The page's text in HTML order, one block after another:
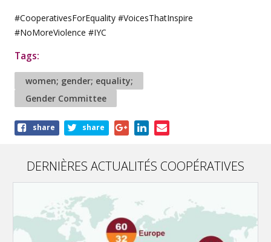
#CooperativesForEquality #VoicesThatInspire
#NoMoreViolence #IYC
Tags:
women; gender; equality;
Gender Committee
Shareshare share
DERNIÈRES ACTUALITÉS COOPÉRATIVES